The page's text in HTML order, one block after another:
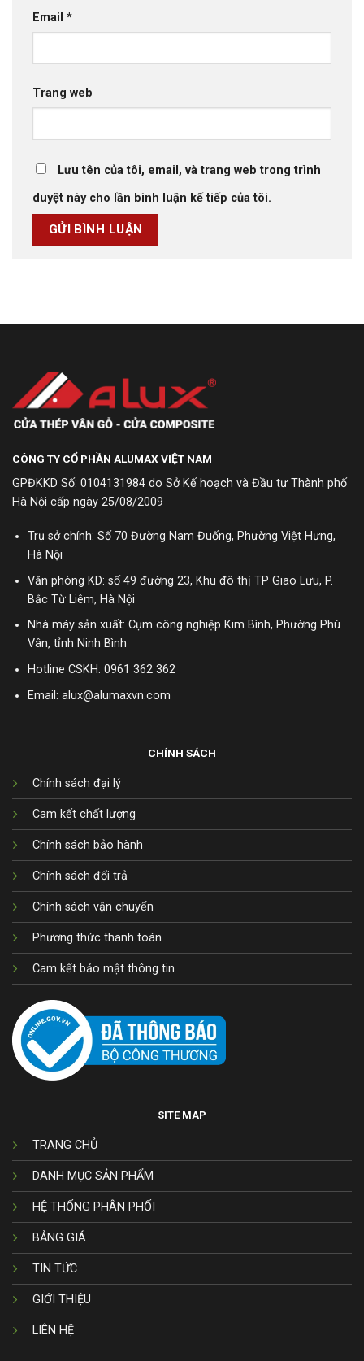
Email *
Trang web
Lưu tên của tôi, email, và trang web trong trình
duyệt này cho lần bình luận kế tiếp của tôi.
CÔNG TY CỔ PHẦN ALUMAX VIỆT NAM
GPĐKKD Số: 0104131984 do Sở Kế hoạch và Đầu tư Thành phố
Hà Nội cấp ngày 25/08/2009
Trụ sở chính: Số 70 Đường Nam Đuống, Phường Việt Hưng,
Hà Nội
Văn phòng KD: số 49 đường 23, Khu đô thị TP Giao Lưu, P.
Bắc Từ Liêm, Hà Nội
Nhà máy sản xuất: Cụm công nghiệp Kim Bình, Phường Phù
Vân, tỉnh Ninh Bình
Hotline CSKH: 0961 362 362
Email: alux@alumaxvn.com
CHÍNH SÁCH
Chính sách đại lý
Cam kết chất lượng
Chính sách bảo hành
Chính sách đổi trả
Chính sách vận chuyển
Phương thức thanh toán
Cam kết bảo mật thông tin
SITE MAP
TRANG CHỦ
DANH MỤC SẢN PHẨM
HỆ THỐNG PHÂN PHỐI
BẢNG GIÁ
TIN TỨC
GIỚI THIỆU
LIÊN HỆ